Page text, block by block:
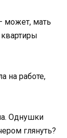
может, мать
на работе,
Однушки
глянуть?